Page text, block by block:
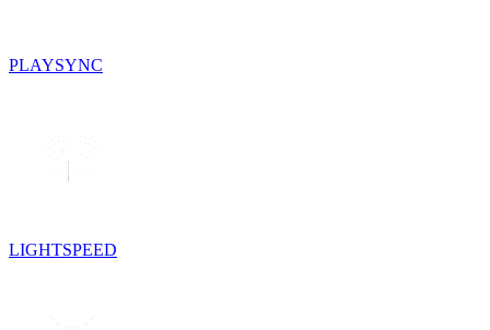
PLAYSYNC
LIGHTSPEED